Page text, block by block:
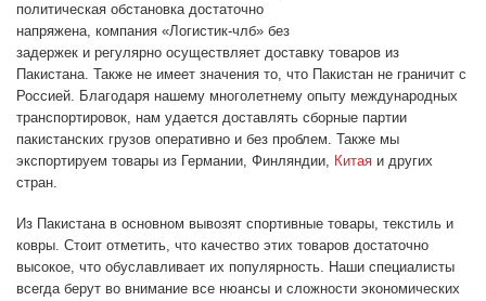
политическая обстановка достаточно
напряжена, компания «Логистик-члб» без
задержек и регулярно осуществляет доставку товаров из
Пакистана. Также не имеет значения то, что Пакистан не граничит с
Россией. Благодаря нашему многолетнему опыту международных
транспортировок, нам удается доставлять сборные партии
пакистанских грузов оперативно и без проблем. Также мы
экспортируем товары из Германии, Финляндии, Китая и других
стран.
Из Пакистана в основном вывозят спортивные товары, текстиль и
ковры. Стоит отметить, что качество этих товаров достаточно
высокое, что обуславливает их популярность. Наши специалисты
всегда берут во внимание все нюансы и сложности экономических